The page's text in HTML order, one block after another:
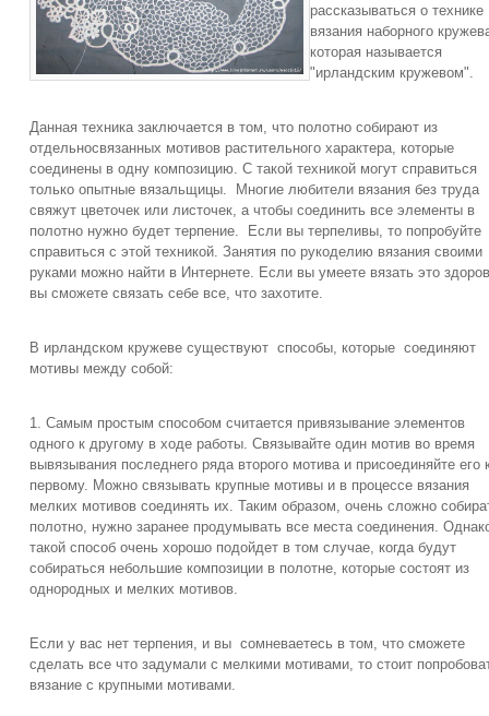
рассказываться о технике
вязания наборного
которая называется
"ирландским кружевом".
Данная техника заключается в том, что полотно собирают из
отдельносвязанных мотивов растительного характера, которые
соединены в одну композицию. С такой техникой могут справиться
только опытные вязальщицы. Многие любители вязания без труда
свяжут цветочек или листочек, а чтобы соединить все элементы в
полотно нужно будет терпение. Если вы терпеливы, то попробуйте
справиться с этой техникой. Занятия по рукоделию вязания своими
руками можно найти в Интернете. Если вы умеете вязать это
вы сможете связать себе все, что захотите.
В ирландском кружеве существуют способы, которые соединяют
мотивы между собой:
1. Самым простым способом считается привязывание элементов
одного к другому в ходе работы. Связывайте один мотив во время
вывязывания последнего ряда второго мотива и присоединяйте его
первому. Можно связывать крупные мотивы и в процессе вязания
мелких мотивов соединять их. Таким образом, очень сложно
полотно, нужно заранее продумывать все места соединения.
такой способ очень хорошо подойдет в том случае, когда будут
собираться небольшие композиции в полотне, которые состоят из
однородных и мелких мотивов.
Если у вас нет терпения, и вы сомневаетесь в том, что сможете
сделать все что задумали с мелкими мотивами, то стоит
вязание с крупными мотивами.